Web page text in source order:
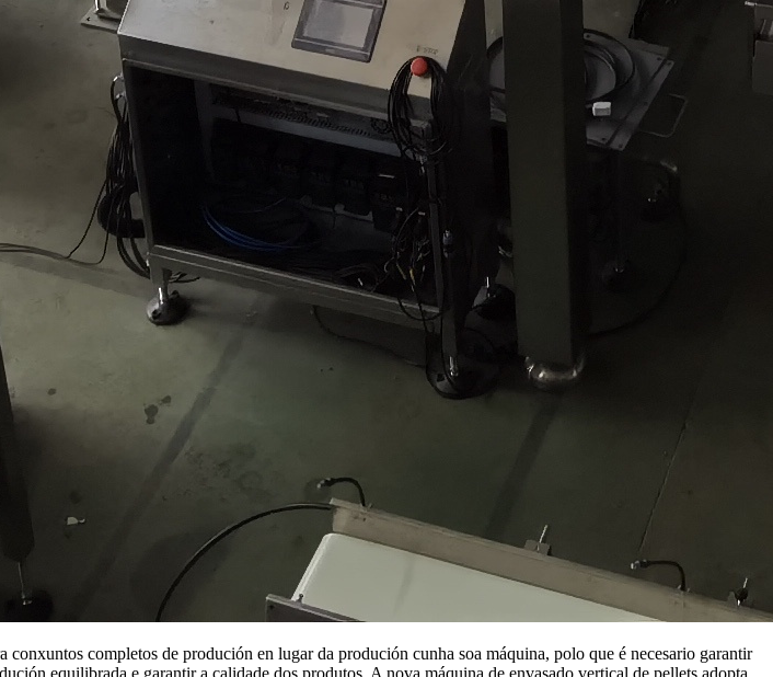
completos de produción en lugar da produción cunha soa máquina, polo que é necesario garantir